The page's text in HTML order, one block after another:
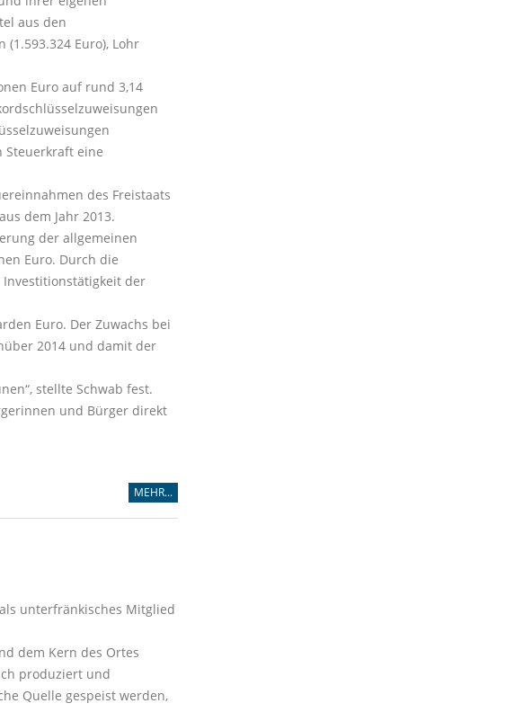
aus den
(1.593.324 Euro), Lohr
Euro auf rund 3,14
Steuerkraft eine
des Freistaats
dem Jahr 2013.
der allgemeinen
Euro. Durch die
der
Euro. Der Zuwachs bei
2014 und damit der
stellte Schwab fest.
und Bürger direkt
MEHR...
unterfränkisches Mitglied
dem Kern des Ortes
produziert und
Quelle gespeist werden,